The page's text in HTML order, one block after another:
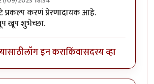
प्रकल्प करणं प्रेरणादायक आहे.
खूप शुभेच्छा.
लॉग इन कराकिंवासदस्य व्हा